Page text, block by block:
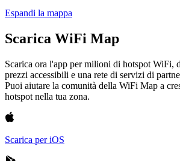
Espandi la mappa
Scarica WiFi Map
Scarica ora l'app per milioni di hotspot WiFi,
prezzi accessibili e una rete di servizi di
Puoi aiutare la comunità della WiFi Map a
hotspot nella tua zona.
Scarica per iOS